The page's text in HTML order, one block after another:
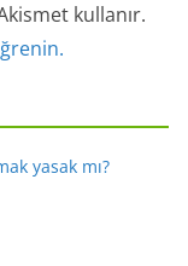
kullanır.
yasak mı?